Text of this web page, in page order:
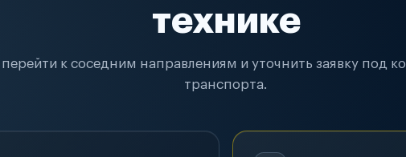
технике
к соседним направлениям и уточнить заявку под
транспорта.